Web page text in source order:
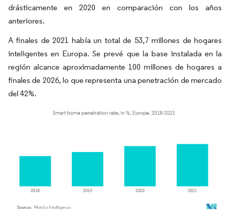
drásticamente en 2020 en comparación con los años
anteriores.
A finales de 2021 había un total de 53,7 millones de hogares
inteligentes en Europa. Se prevé que la base instalada en la
región alcance aproximadamente 100 millones de hogares a
finales de 2026, lo que representa una penetración de mercado
del 42%.